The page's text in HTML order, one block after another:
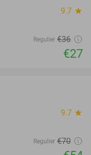
9.7 star
Regulier €36
€27
9.7 star
Regulier €70